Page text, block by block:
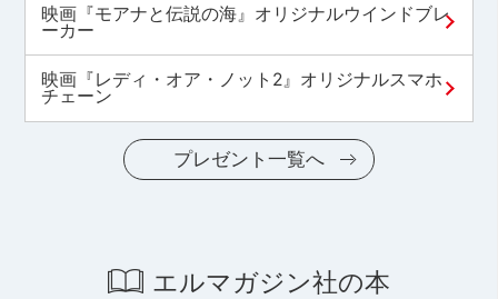
映画『モアナと伝説の海』オリジナルウインドブレ
ーカー
映画『レディ・オア・ノット2』オリジナルスマホ
チェーン
プレゼント一覧へ
エルマガジン社の本